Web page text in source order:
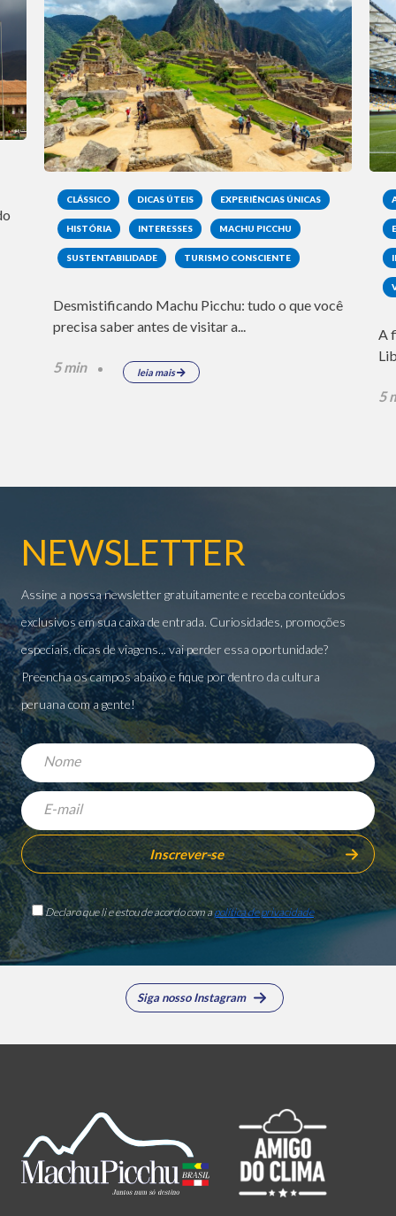
CLÁSSICO DICAS ÚTEIS EXPERIÊNCIAS ÚNICAS
HISTÓRIA INTERESSES MACHU PICCHU
SUSTENTABILIDADE TURISMO CONSCIENTE
Desmistificando Machu Picchu: tudo o que você
precisa saber antes de visitar a...
5 min leia mais
A
5
NEWSLETTER
Assine a nossa newsletter gratuitamente e receba conteúdos
exclusivos em sua caixa de entrada. Curiosidades, promoções
especiais, dicas de viagens... vai perder essa oportunidade?
Preencha os campos abaixo e fique por dentro da cultura
peruana com a gente!
Declaro que li e estou de acordo com a política de privacidade
Siga nosso Instagram